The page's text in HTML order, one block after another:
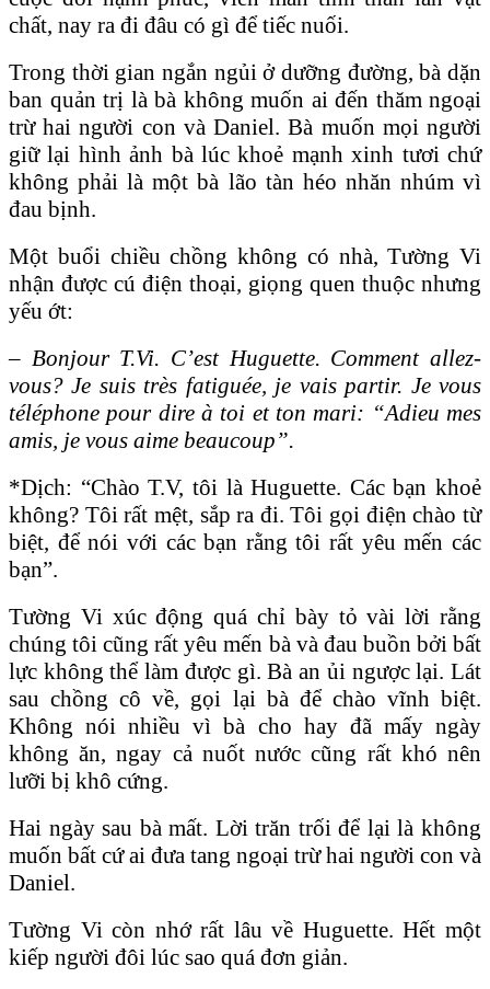
chất, nay ra đi đâu có gì để tiếc nuối.
Trong thời gian ngắn ngủi ở dưỡng đường, bà dặn
ban quản trị là bà không muốn ai đến thăm ngoại
trừ hai người con và Daniel. Bà muốn mọi người
giữ lại hình ảnh bà lúc khoẻ mạnh xinh tươi chứ
không phải là một bà lão tàn héo nhăn nhúm vì
đau bịnh.
Một buổi chiều chồng không có nhà, Tường Vi
nhận được cú điện thoại, giọng quen thuộc nhưng
yếu ớt:
– Bonjour T.Vi. C’est Huguette. Comment allez-
vous? Je suis très fatiguée, je vais partir. Je vous
téléphone pour dire à toi et ton mari: “Adieu mes
amis, je vous aime beaucoup”.
*Dịch: “Chào T.V, tôi là Huguette. Các bạn khoẻ
không? Tôi rất mệt, sắp ra đi. Tôi gọi điện chào từ
biệt, để nói với các bạn rằng tôi rất yêu mến các
bạn”.
Tường Vi xúc động quá chỉ bày tỏ vài lời rằng
chúng tôi cũng rất yêu mến bà và đau buồn bởi bất
lực không thể làm được gì. Bà an ủi ngược lại. Lát
sau chồng cô về, gọi lại bà để chào vĩnh biệt.
Không nói nhiều vì bà cho hay đã mấy ngày
không ăn, ngay cả nuốt nước cũng rất khó nên
lưỡi bị khô cứng.
Hai ngày sau bà mất. Lời trăn trối để lại là không
muốn bất cứ ai đưa tang ngoại trừ hai người con và
Daniel.
Tường Vi còn nhớ rất lâu về Huguette. Hết một
kiếp người đôi lúc sao quá đơn giản.